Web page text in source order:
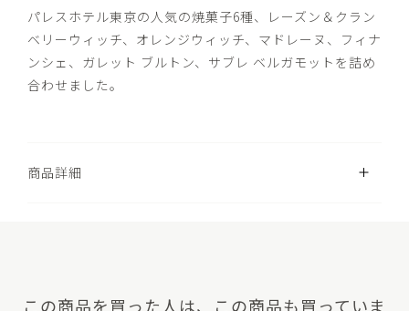
パレスホテル東京の人気の焼菓子6種、レーズン＆クラン
ベリーウィッチ、オレンジウィッチ、マドレーヌ、フィナ
ンシェ、ガレット ブルトン、サブレ ベルガモットを詰め
合わせました。
商品詳細
この商品を買った人は、この商品も買っていま